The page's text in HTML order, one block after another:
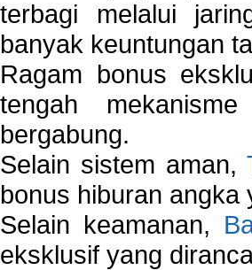
terbagi melalui
banyak keuntungan
Ragam bonus
tengah
bergabung.
Selain sistem aman,
bonus hiburan angka
Selain keamanan,
eksklusif yang